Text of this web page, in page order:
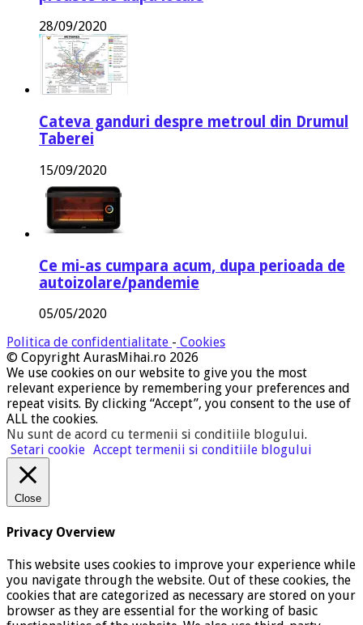
28/09/2020
Cateva ganduri despre metroul din Drumul
Taberei
15/09/2020
Ce mi-as cumpara acum, dupa perioada de
autoizolare/pandemie
05/05/2020
Politica de confidentialitate - Cookies
© Copyright AurasMihai.ro 2026
We use cookies on our website to give you the most
relevant experience by remembering your preferences and
repeat visits. By clicking “Accept”, you consent to the use of
ALL the cookies.
Nu sunt de acord cu termenii si conditiile blogului.
Setari cookie Accept termenii si conditiile blogului
Close
Privacy Overview
This website uses cookies to improve your experience while
you navigate through the website. Out of these cookies, the
cookies that are categorized as necessary are stored on your
browser as they are essential for the working of basic